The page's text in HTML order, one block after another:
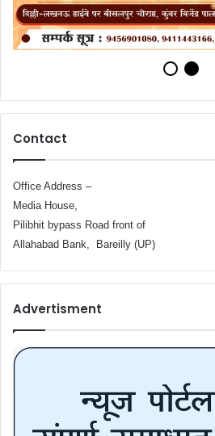
Contact
Office Address –
Media House,
Pilibhit bypass Road front of
Allahabad Bank, Bareilly (UP)
Advertisment